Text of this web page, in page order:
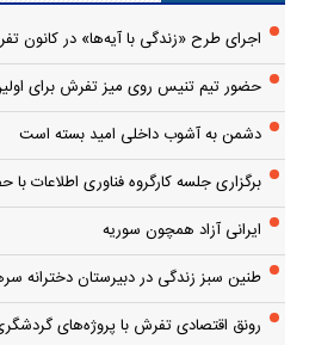
اجرای طرح «زندگی با آیه‌ها» در کانون
حضور تیم تنیس روی میز تفرش برای
دشمن به آشوب داخلی امید بسته است
برگزاری جلسه کارگروه فناوری اطلاعات
ایرانی آزاد همچون سوریه
طنین سبز زندگی در دبیرستان دخترانه
رونق اقتصادی تفرش با پروژه‌های